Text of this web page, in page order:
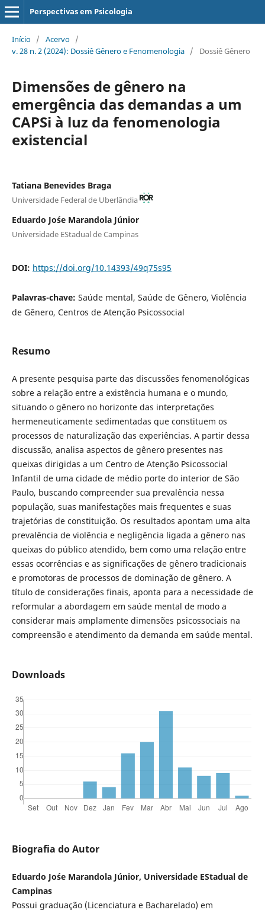
Perspectivas em Psicologia
Início / Acervo /
v. 28 n. 2 (2024): Dossiê Gênero e Fenomenologia / Dossiê Gênero
Dimensões de gênero na
emergência das demandas a um
CAPSi à luz da fenomenologia
existencial
Tatiana Benevides Braga
Universidade Federal de Uberlândia
Eduardo Jo´se Marandola Júnior
Universidade EStadual de Campinas
DOI: https://doi.org/10.14393/49q75s95
Palavras-chave: Saúde mental, Saúde de Gênero, Violência
de Gênero, Centros de Atenção Psicossocial
Resumo
A presente pesquisa parte das discussões fenomenológicas
sobre a relação entre a existência humana e o mundo,
situando o gênero no horizonte das interpretações
hermeneuticamente sedimentadas que constituem os
processos de naturalização das experiências. A partir dessa
discussão, analisa aspectos de gênero presentes nas
queixas dirigidas a um Centro de Atenção Psicossocial
Infantil de uma cidade de médio porte do interior de São
Paulo, buscando compreender sua prevalência nessa
população, suas manifestações mais frequentes e suas
trajetórias de constituição. Os resultados apontam uma alta
prevalência de violência e negligência ligada a gênero nas
queixas do público atendido, bem como uma relação entre
essas ocorrências e as significações de gênero tradicionais
e promotoras de processos de dominação de gênero. A
título de considerações finais, aponta para a necessidade de
reformular a abordagem em saúde mental de modo a
considerar mais amplamente dimensões psicossociais na
compreensão e atendimento da demanda em saúde mental.
Downloads
Biografia do Autor
Eduardo Jo´se Marandola Júnior, Universidade EStadual de
Campinas
Possui graduação (Licenciatura e Bacharelado) em